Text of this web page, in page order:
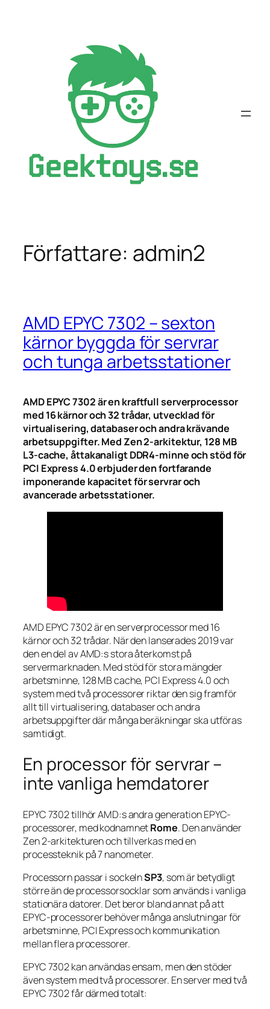
Författare: admin2
AMD EPYC 7302 – sexton
kärnor byggda för servrar
och tunga arbetsstationer
AMD EPYC 7302 är en kraftfull serverprocessor
med 16 kärnor och 32 trådar, utvecklad för
virtualisering, databaser och andra krävande
arbetsuppgifter. Med Zen 2-arkitektur, 128 MB
L3-cache, åttakanaligt DDR4-minne och stöd för
PCI Express 4.0 erbjuder den fortfarande
imponerande kapacitet för servrar och
avancerade arbetsstationer.
AMD EPYC 7302 är en serverprocessor med 16
kärnor och 32 trådar. När den lanserades 2019 var
den en del av AMD:s stora återkomst på
servermarknaden. Med stöd för stora mängder
arbetsminne, 128 MB cache, PCI Express 4.0 och
system med två processorer riktar den sig framför
allt till virtualisering, databaser och andra
arbetsuppgifter där många beräkningar ska utföras
samtidigt.
En processor för servrar –
inte vanliga hemdatorer
EPYC 7302 tillhör AMD:s andra generation EPYC-
processorer, med kodnamnetRome. Den använder
Zen 2-arkitekturen och tillverkas med en
processteknik på 7 nanometer.
Processorn passar i sockelnSP3, som är betydligt
större än de processorsocklar som används i vanliga
stationära datorer. Det beror bland annat på att
EPYC-processorer behöver många anslutningar för
arbetsminne, PCI Express och kommunikation
mellan flera processorer.
EPYC 7302 kan användas ensam, men den stöder
även system med två processorer. En server med två
EPYC 7302 får därmed totalt: